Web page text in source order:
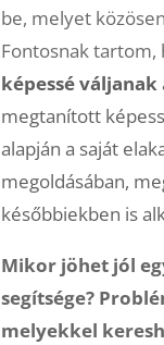
be, melyet
Fontosnak
képessé váljanak
megtanított
alapján a saját
megoldásában,
későbbiekben is
Mikor jöhet jól
segítsége?
melyekkel